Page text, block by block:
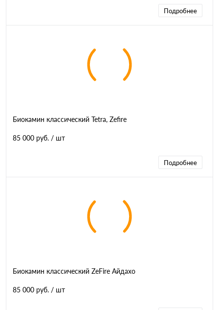
Подробнее
Биокамин классический Tetra, Zefire
85 000 руб. / шт
Подробнее
Биокамин классический ZeFire Айдахо
85 000 руб. / шт